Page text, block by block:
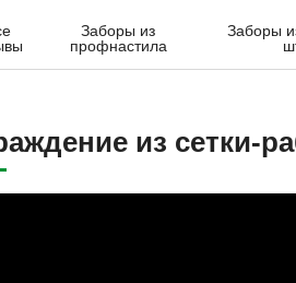
Заборы из
профнастила
Заборы
из сетки-